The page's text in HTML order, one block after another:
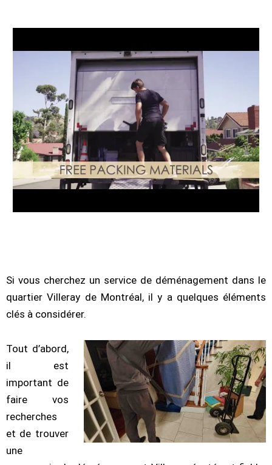
Si vous cherchez un service de déménagement dans le
quartier Villeray de Montréal, il y a quelques éléments
clés à considérer.
Tout d’abord,
il est
important de
faire vos
recherches
et de trouver
une